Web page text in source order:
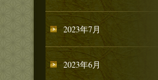
2023年7月
2023年6月